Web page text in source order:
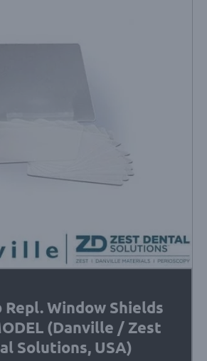
Repl. Window Shields
(Danville / Zest
Solutions, USA)